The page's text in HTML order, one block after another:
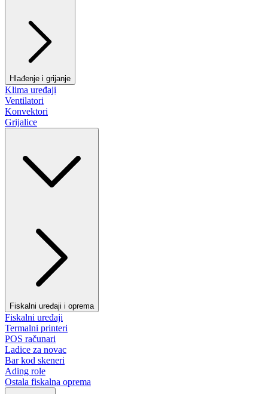
Hlađenje i grijanje
Klima uređaji
Ventilatori
Konvektori
Grijalice
Fiskalni uređaji i oprema
Fiskalni uređaji
Termalni printeri
POS računari
Ladice za novac
Bar kod skeneri
Ading role
Ostala fiskalna oprema